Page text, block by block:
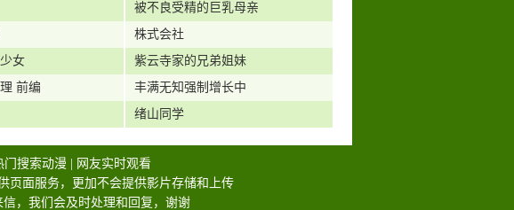
被不良受精的巨乳母亲
株式会社
女
紫云寺家的兄弟姐妹
前编
丰满无知强制增长中
绪山同学
门搜索动漫
网友实时观看
页面服务，更加不会提供影片存储和上传
，我们会及时处理和回复，谢谢